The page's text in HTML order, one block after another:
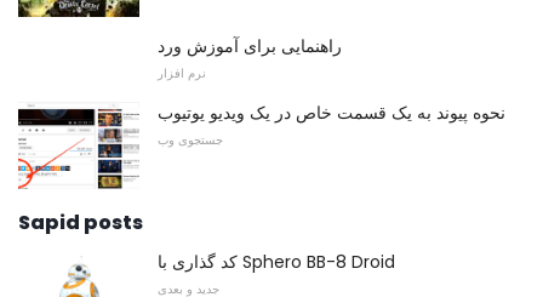
راهنمایی برای آموزش ورد
نرم افزار
نحوه پیوند به یک قسمت خاص در یک ویدیو یوتیوب
جستجوی وب
Sapid posts
کد گذاری با Sphero BB-8 Droid
جدید و بعدی